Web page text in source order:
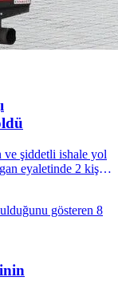
şiddetli ishale yol
eyaletinde 2 kişi